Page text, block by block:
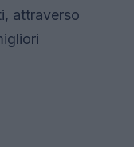
attraverso